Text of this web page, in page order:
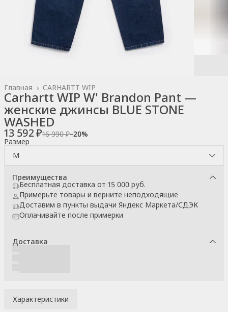
CARHARTT WIP
Главная ›
Carhartt WIP W' Brandon Pant —
женские джинсы BLUE STONE
WASHED
13 592 ₽16 990 ₽−20%
Размер
M
Преимущества
Бесплатная доставка от 15 000 руб.
Примерьте товары и верните неподходящие
Доставим в пункты выдачи Яндекс Маркета/СДЭК
Оплачивайте после примерки
Доставка
Характеристики